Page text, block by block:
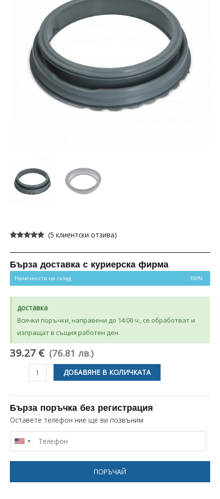
4.80от 5,
на
потребителски
оценки
(5 клиентски отзива)
Бърза доставка с куриерска фирма
Наличности на склад 100%
доставка
Всички поръчки, направени до 14:00 ч., се обработват и
изпращат в същия работен ден.
39.27 € (76.81 лв.)
количество
МАНШОН
ЗА
ПЕРАЛНЯ
MIDEA
BRANDT:AS0033224
ДОБАВЯНЕ В КОЛИЧКАТА
Бърза поръчка без регистрация
Оставете телефон ние ще ви позвъним
ПОРЪЧАЙ